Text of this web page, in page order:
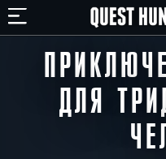
ДЛЯ